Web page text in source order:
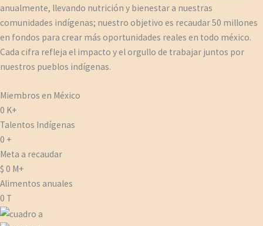
anualmente, llevando nutrición y bienestar a nuestras
comunidades indígenas; nuestro objetivo es recaudar 50 millones
en fondos para crear más oportunidades reales en todo méxico.
Cada cifra refleja el impacto y el orgullo de trabajar juntos por
nuestros pueblos indígenas.
Miembros en México
0 K+
Talentos Indígenas
0 +
Meta a recaudar
$ 0 M+
Alimentos anuales
0 T